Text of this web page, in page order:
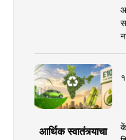
आर्थिक स्वातंत्र्याचा